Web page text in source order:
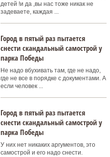
детей !и да ,вы нас тоже никак не
задеваете, каждая ...
Город в пятый раз пытается
снести скандальный самострой у
парка Победы
Не надо вбухивать там, где не надо,
где не все в порядке с документами. А
если человек ...
Город в пятый раз пытается
снести скандальный самострой у
парка Победы
У них нет никаких аргументов, это
самострой и его надо снести.